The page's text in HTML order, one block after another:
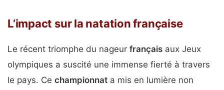
L’impact sur la natation française
Le récent triomphe du nageur français aux Jeux
olympiques a suscité une immense fierté à travers
le pays. Ce championnat a mis en lumière non